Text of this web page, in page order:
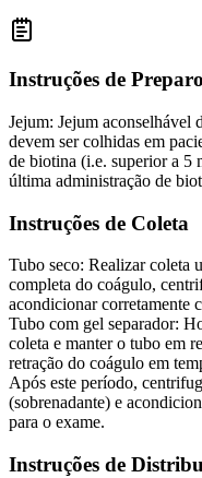
Instruções de Preparo
Jejum: Jejum aconselhável
devem ser colhidas em
de biotina (i.e. superior a 5
última administração de
Instruções de Coleta
Tubo seco: Realizar coleta
completa do coágulo,
acondicionar corretamente
Tubo com gel separador:
coleta e manter o tubo em
retração do coágulo em
Após este período,
(sobrenadante) e
para o exame.
Instruções de